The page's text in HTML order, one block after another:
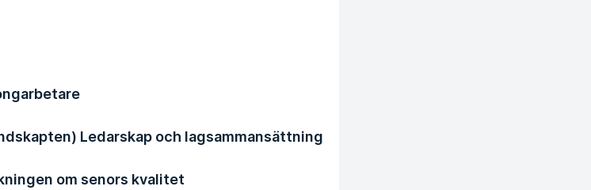
Ledarskap och lagsammansättning
om senors kvalitet